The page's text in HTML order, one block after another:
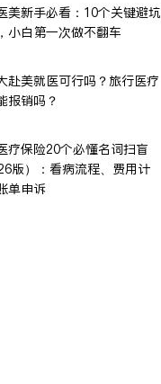
美新手必看：10个关键避坑
小白第一次做不翻车
赴美就医可行吗？旅行医疗
报销吗？
疗保险20个必懂名词扫盲
版）：看病流程、费用计
单申诉